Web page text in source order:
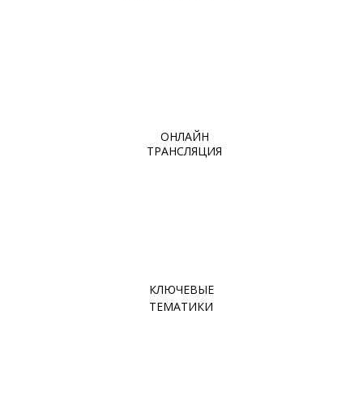
ОНЛАЙН
ТРАНСЛЯЦИЯ
КЛЮЧЕВЫЕ
ТЕМАТИКИ